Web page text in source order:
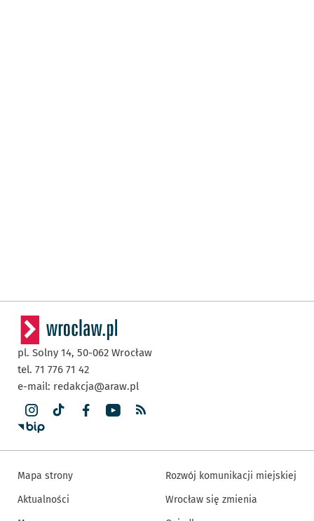
pl. Solny 14, 50-062 Wrocław
tel. 71 776 71 42
e-mail: redakcja@araw.pl
Mapa strony
Aktualności
Rozwój komunikacji miejskiej
Wrocław się zmienia